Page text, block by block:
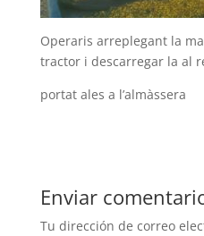
Operaris arreplegant la
tractor i descarregar la al
portat ales a l’almàssera
Enviar
Tu dirección de correo